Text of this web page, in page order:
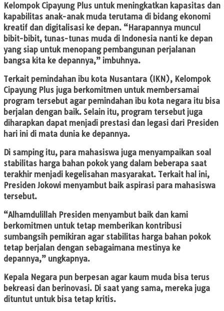
Kelompok Cipayung Plus untuk meningkatkan kapasitas dan
kapabilitas anak-anak muda terutama di bidang ekonomi
kreatif dan digitalisasi ke depan. “Harapannya muncul
bibit-bibit, tunas-tunas muda di Indonesia nanti ke depan
yang siap untuk menopang pembangunan perjalanan
bangsa kita ke depannya,” imbuhnya.
Terkait pemindahan ibu kota Nusantara (IKN), Kelompok
Cipayung Plus juga berkomitmen untuk membersamai
program tersebut agar pemindahan ibu kota negara itu bisa
berjalan dengan baik. Selain itu, program tersebut juga
diharapkan dapat menjadi prestasi dan legasi dari Presiden
hari ini di mata dunia ke depannya.
Di samping itu, para mahasiswa juga menyampaikan soal
stabilitas harga bahan pokok yang dalam beberapa saat
terakhir menjadi kegelisahan masyarakat. Terkait hal ini,
Presiden Jokowi menyambut baik aspirasi para mahasiswa
tersebut.
“Alhamdulillah Presiden menyambut baik dan kami
berkomitmen untuk tetap memberikan kontribusi
sumbangsih pemikiran agar stabilitas harga bahan pokok
tetap berjalan dengan sebagaimana mestinya ke
depannya,” ungkapnya.
Kepala Negara pun berpesan agar kaum muda bisa terus
bekreasi dan berinovasi. Di saat yang sama, mereka juga
dituntut untuk bisa tetap kritis.